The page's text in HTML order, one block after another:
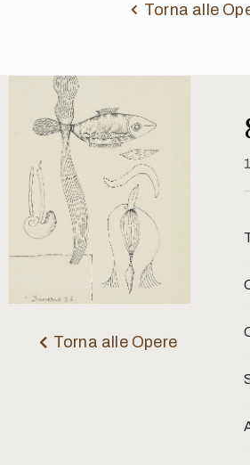
critici
Contatti
Torna alle
Torna alle Opere